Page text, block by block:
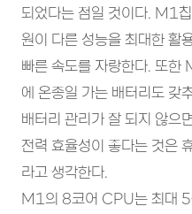
되었다는 점일 것이다. M1
원이 다른 성능을 최대한 활
빠른 속도를 자랑한다. 또한
에 온종일 가는 배터리도 갖
배터리 관리가 잘 되지 않으
전력 효율성이 좋다는 것은
라고 생각한다.
M1의 8코어 CPU는 최대